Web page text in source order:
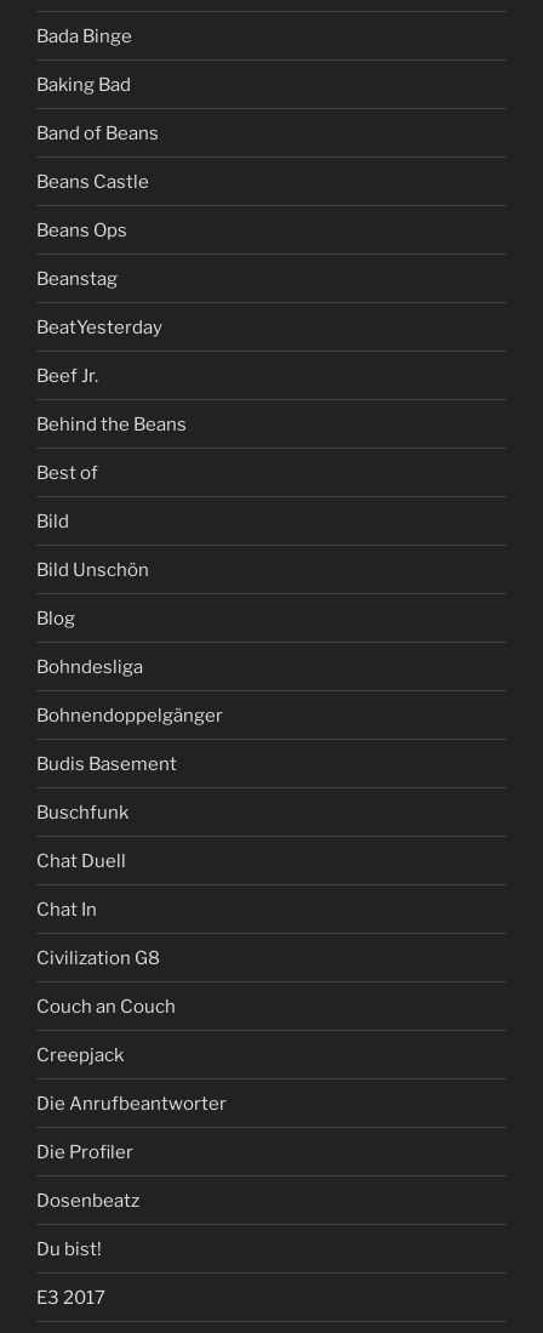
Bada Binge
Baking Bad
Band of Beans
Beans Castle
Beans Ops
Beanstag
BeatYesterday
Beef Jr.
Behind the Beans
Best of
Bild
Bild Unschön
Blog
Bohndesliga
Bohnendoppelgänger
Budis Basement
Buschfunk
Chat Duell
Chat In
Civilization G8
Couch an Couch
Creepjack
Die Anrufbeantworter
Die Profiler
Dosenbeatz
Du bist!
E3 2017